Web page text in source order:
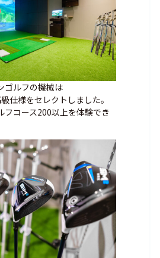
ゴルフの機械は
仕様をセレクトしました。
フコース200以上を体験でき